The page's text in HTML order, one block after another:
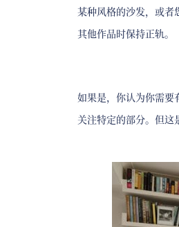
某种风格的沙发，或者
其他作品时保持正轨。
如果是，你认为你需要
关注特定的部分。但这